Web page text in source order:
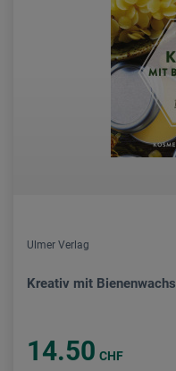
Ulmer Verlag
Kreativ mit Bienenwachs
14.50 CHF